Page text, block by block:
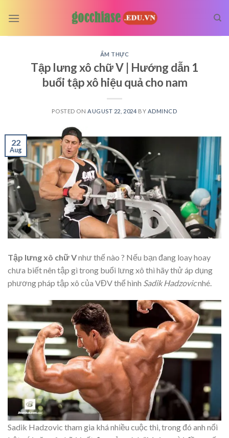
ẨM THỰC
Tập lưng xô chữ V | Hướng dẫn 1
buổi tập xô hiệu quả cho nam
POSTED ON AUGUST 22, 2024 BY ADMINCD
22
Aug
Tập lưng xô chữ Vnhư thế nào ? Nếu bạn đang loay hoay
chưa biết nên tập gì trong buổi lưng xô thì hãy thử áp dụng
phương pháp tập xô của VĐV thể hình Sadik Hadzovicnhé.
Sadik Hadzovic tham gia khá nhiều cuộc thi, trong đó anh nổi